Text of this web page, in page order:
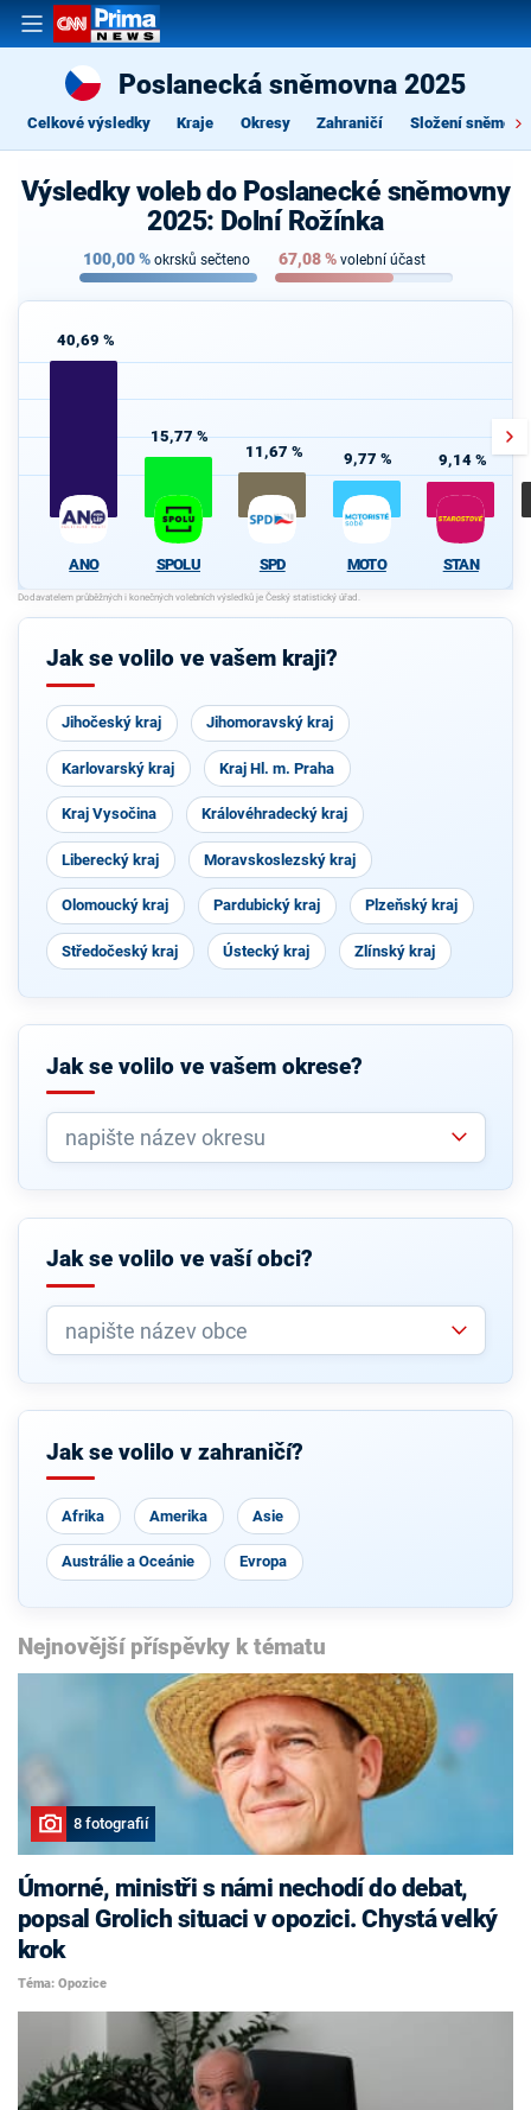
Poslanecká sněmovna 2025
Celkové výsledky Kraje Okresy Zahraničí Složení
Výsledky voleb do Poslanecké sněmovny
2025: Dolní Rožínka
100,00% okrsků sečteno 67,08% volební účast
40,69 %
ANO
15,77 %
SPOLU
11,67 %
SPD
9,77 %
MOTO
9,14 %
STAN
Jak se volilo ve vašem kraji?
Jihočeský kraj Jihomoravský kraj
Karlovarský kraj Kraj Hl. m. Praha
Kraj Vysočina Královéhradecký kraj
Liberecký kraj Moravskoslezský kraj
Olomoucký kraj Pardubický kraj Plzeňský kraj
Středočeský kraj Ústecký kraj Zlínský kraj
Jak se volilo ve vašem okrese?
Jak se volilo ve vaší obci?
Jak se volilo v zahraničí?
Afrika Amerika Asie
Austrálie a Oceánie Evropa
Nejnovější příspěvky k tématu
8 fotografií
Úmorné, ministři s námi nechodí do debat,
popsal Grolich situaci v opozici. Chystá velký
krok
Téma: Opozice